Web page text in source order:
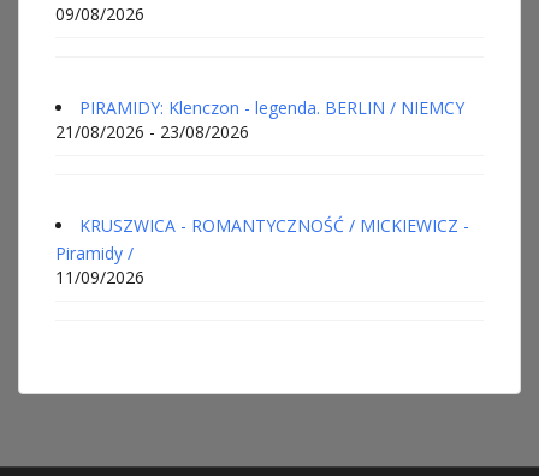
09/08/2026
PIRAMIDY: Klenczon - legenda. BERLIN / NIEMCY
21/08/2026 - 23/08/2026
KRUSZWICA - ROMANTYCZNOŚĆ / MICKIEWICZ -
Piramidy /
11/09/2026